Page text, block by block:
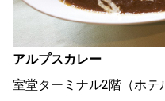
アルプスカレー
室堂ターミナル2階（ホテ